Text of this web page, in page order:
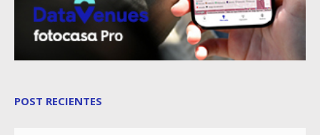
POST RECIENTES